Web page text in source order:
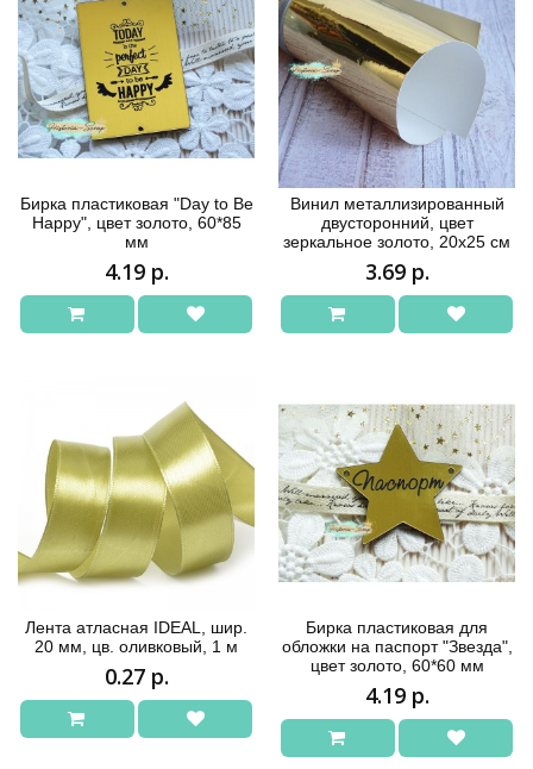
Бирка пластиковая "Day to Be
Happy", цвет золото, 60*85
мм
4.19 р.
Винил металлизированный
двусторонний, цвет
зеркальное золото, 20х25 см
3.69 р.
Лента атласная IDEAL, шир.
20 мм, цв. оливковый, 1 м
0.27 р.
Бирка пластиковая для
обложки на паспорт "Звезда",
цвет золото, 60*60 мм
4.19 р.